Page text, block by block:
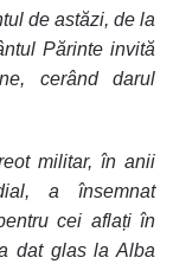
de astăzi, de la
Părinte invită
cerând darul
militar, în anii
a însemnat
cei aflați în
dat glas la Alba